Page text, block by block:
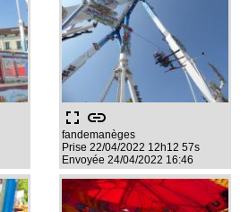
fullscreen link
fandemanèges
Prise 22/04/2022 12h12 57s
Envoyée 24/04/2022 16:46